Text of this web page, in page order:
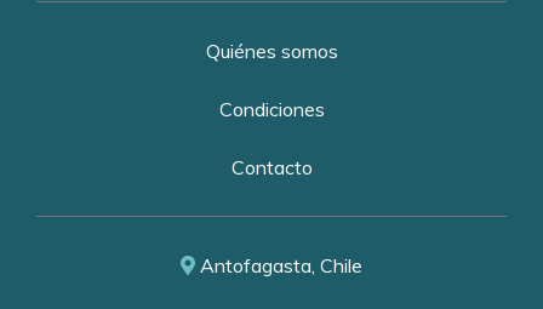
Quiénes somos
Condiciones
Contacto
Antofagasta, Chile